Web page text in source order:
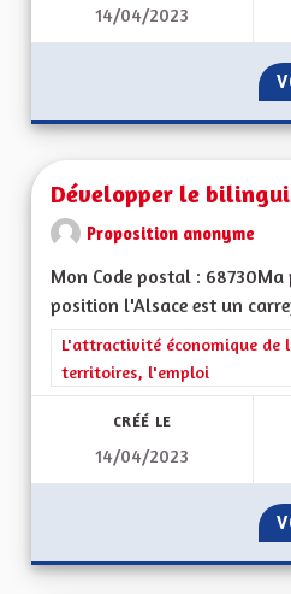
14/04/2023
Développer le
Proposition anonyme
Mon Code postal :
position l'Alsace est un
Filtrer les résultats de la
L'attractivité économique de
territoires, l'emploi
CRÉÉ LE
14/04/2023